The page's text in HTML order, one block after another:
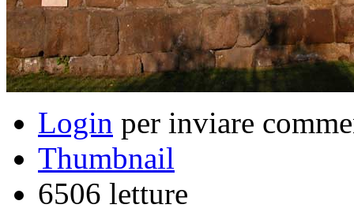
Login per inviare
Thumbnail
6506 letture